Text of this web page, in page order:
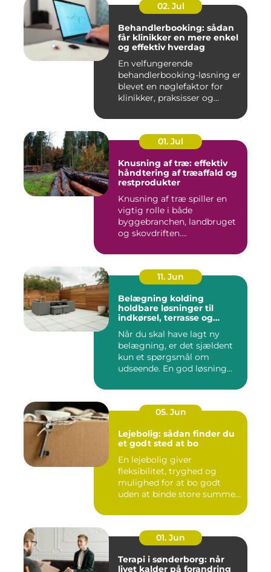
02. Jul
Behandlerbooking: sådan
får klinikker en mere enkel
og effektiv hverdag
En velfungerende
behandlerbooking-løsning er
blevet en nøglefaktor for
klinikker, praksisser og
01. Jul
Knusning af træ: effektiv
håndtering af træaffald og
restprodukter
Knusning af træ spiller en
vigtig rolle i både
byggebranchen, landbruget
og skovdriften....
11. Jun
Belægning kolding
holdbare løsninger til
indkørsel, terrasse og
Når du skal have lagt ny
belægning, er det sjældent
kun et spørgsmål om
udseende. En god løsning
05. Jun
Lejebolig: sådan finder du
et godt sted at bo
En lejebolig giver
fleksibilitet, tryghed og
mulighed for at bo godt
uden at binde store summer
01. Jun
Terapi i sønderborg: når
livet kalder på forandring